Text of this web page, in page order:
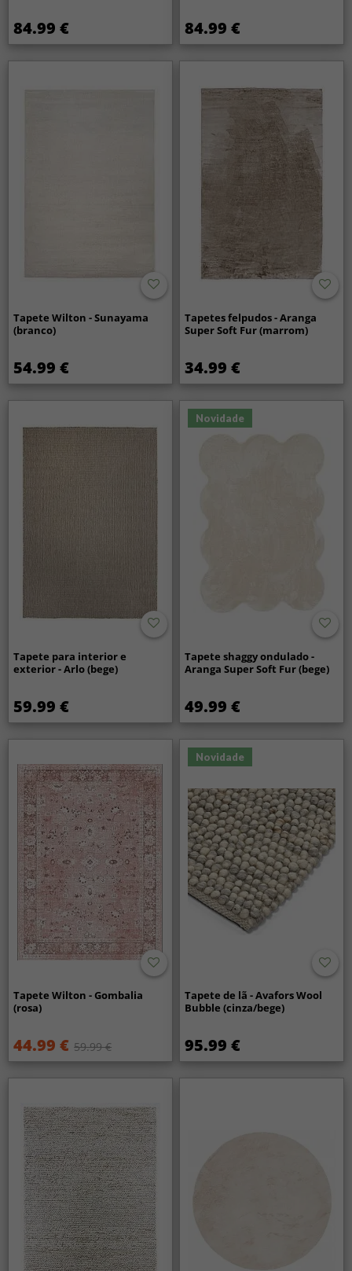
84.99 € 84.99 €
Tapete Wilton - Sunayama
(branco)
54.99 €
Tapetes felpudos - Aranga
Super Soft Fur (marrom)
34.99 €
Tapete para interior e
exterior - Arlo (bege)
59.99 €
Novidade
Tapete shaggy ondulado -
Aranga Super Soft Fur (bege)
49.99 €
Tapete Wilton - Gombalia
(rosa)
44.99 € 59.99 €
Novidade
Tapete de lã - Avafors Wool
Bubble (cinza/bege)
95.99 €